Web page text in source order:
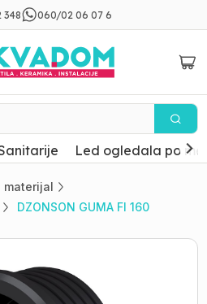
348 060/02 06 07 6
Led ogledala po
materijal
DZONSON GUMA FI 160